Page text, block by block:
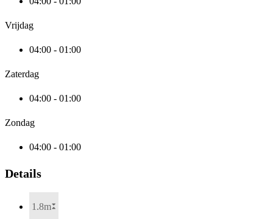
Vrijdag
04:00 - 01:00
Zaterdag
04:00 - 01:00
Zondag
04:00 - 01:00
Details
1.8m